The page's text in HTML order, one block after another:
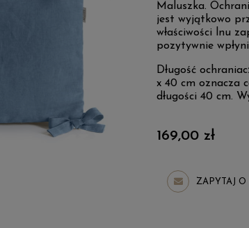
Maluszka.
jest wyjątkowo
właściwości lnu
pozytywnie
Długość
x 40 cm oznacza
długości 40 cm.
169,00 zł
ZAPYTAJ O